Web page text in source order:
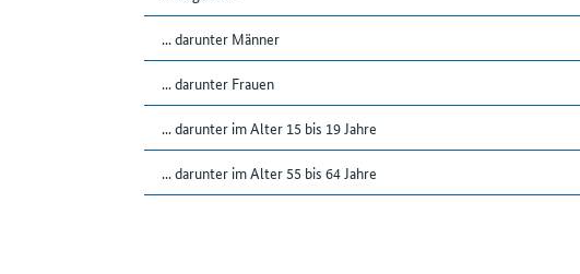
... darunter Männer
... darunter Frauen
... darunter im Alter 15 bis 19 Jahre
... darunter im Alter 55 bis 64 Jahre